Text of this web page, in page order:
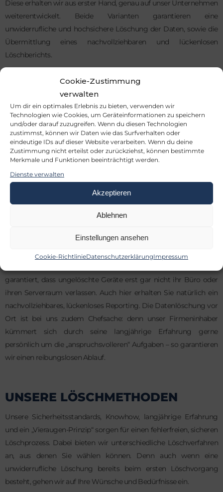
Cookie-Zustimmung
verwalten
Um dir ein optimales Erlebnis zu bieten, verwenden wir
Technologien wie Cookies, um Geräteinformationen zu speichern
und/oder darauf zuzugreifen. Wenn du diesen Technologien
zustimmst, können wir Daten wie das Surfverhalten oder
eindeutige IDs auf dieser Website verarbeiten. Wenn du deine
Zustimmung nicht erteilst oder zurückziehst, können bestimmte
Merkmale und Funktionen beeinträchtigt werden.
Dienste verwalten
Akzeptieren
Ablehnen
Einstellungen ansehen
Cookie-RichtlinieDatenschutzerklärungImpressum
Diese erhalten wir aus erster Hand, genau auf unser Unternehmen
weiterentwickelt. Beide Varianten garantieren eine
unwiderrufliche und hochsichere Löschung der Daten, sowie die
Übermittlung eines nachvollziehbaren und lückenlosen
Löschberichts.
Unbefugten an die Datenträger gelangen können, bieten wir
Sicherheitstransporte
Datenschutzboxen zur Verfügung, um einen sicheren Versand zu
garantieren.
DATENLÖSCHUNG VOR ORT
Neben der Datenlöschung bei uns im Haus haben wir uns auch auf
die Löschung im Rechenzentrum bzw. beim Kunden vor Ort
Löschstationen oder, im Fall einer Datenträgervernichtung, ein
garantiert, dass ungelöschte Geräte erst gar nicht ihr Büro oder
ihren Serverraum verlassen. Auch hier erhalten Sie natürlich ein
nachvollziehbares, lückenloses Reporting. Die Datenlöschung vor
Ort ist bei uns zudem Chefsache: denn unser Firmeninhaber
kümmert sich durch seine langjährige Erfahrung gerne
persönlich um die „anspruchsvolleren“ Aufgaben – so garantieren
wir einen reibungslosen Ablauf.
UNSERE LÖSCHMETHODEN
Unsere Sicherheitsstandards, Knowhow, langjährige Erfahrung
und ein „Vieraugen-Prinzip“ sorgen für einen fehlerfreien, sicheren
Löschprozess. Dabei bieten wir unterschiedliche Löschverfahren
an, aus denen Sie wählen können. Denn auch wenn eine
unwiderrufliche Löschung bereits beim ersten Löschvorgang
besteht, gehen wir auf Ihre Wünsche und Bedürfnisse ein.